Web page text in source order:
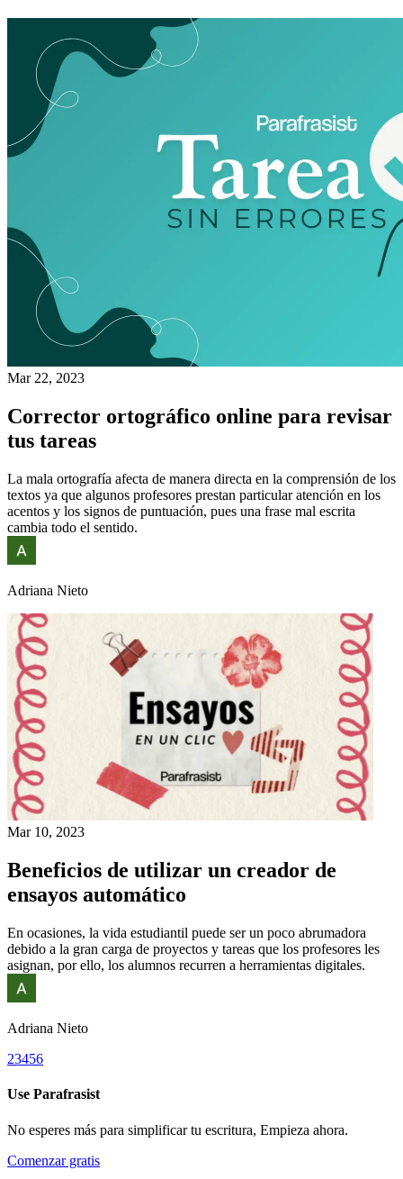
Mar 22, 2023
Corrector ortográfico online para revisar
tus tareas
La mala ortografía afecta de manera directa en la comprensión de los
textos ya que algunos profesores prestan particular atención en los
acentos y los signos de puntuación, pues una frase mal escrita
cambia todo el sentido.
Adriana Nieto
Mar 10, 2023
Beneficios de utilizar un creador de
ensayos automático
En ocasiones, la vida estudiantil puede ser un poco abrumadora
debido a la gran carga de proyectos y tareas que los profesores les
asignan, por ello, los alumnos recurren a herramientas digitales.
Adriana Nieto
23456
Use Parafrasist
No esperes más para simplificar tu escritura, Empieza ahora.
Comenzar gratis